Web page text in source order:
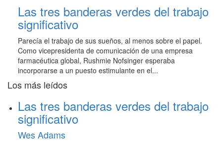
Las tres banderas verdes del trabajo
significativo
Parecía el trabajo de sus sueños, al menos sobre el papel.
Como vicepresidenta de comunicación de una empresa
farmacéutica global, Rushmie Nofsinger esperaba
incorporarse a un puesto estimulante en el...
Los más leídos
Las tres banderas verdes del trabajo
significativo
Wes Adams